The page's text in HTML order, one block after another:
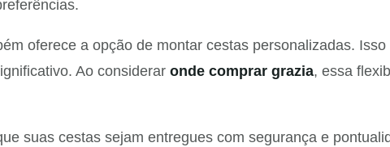
oferece a opção de montar cestas personalizadas.
Ao considerar onde comprar grazia, essa
suas cestas sejam entregues com segurança e